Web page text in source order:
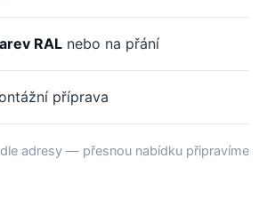
RAL nebo na přání
příprava
adresy — přesnou nabídku připravíme